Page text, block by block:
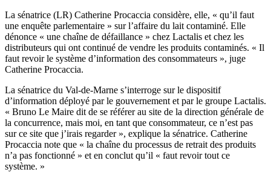
La sénatrice (LR) Catherine Procaccia considère, elle, « qu’il faut
une enquête parlementaire » sur l’affaire du lait contaminé. Elle
dénonce « une chaîne de défaillance » chez Lactalis et chez les
distributeurs qui ont continué de vendre les produits contaminés. « Il
faut revoir le système d’information des consommateurs », juge
Catherine Procaccia.
La sénatrice du Val-de-Marne s’interroge sur le dispositif
d’information déployé par le gouvernement et par le groupe Lactalis.
« Bruno Le Maire dit de se référer au site de la direction générale de
la concurrence, mais moi, en tant que consommateur, ce n’est pas
sur ce site que j’irais regarder », explique la sénatrice. Catherine
Procaccia note que « la chaîne du processus de retrait des produits
n’a pas fonctionné » et en conclut qu’il « faut revoir tout ce
système. »